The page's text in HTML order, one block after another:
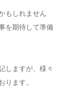
もしれません
を期待して準備
しますが、様々
ります。